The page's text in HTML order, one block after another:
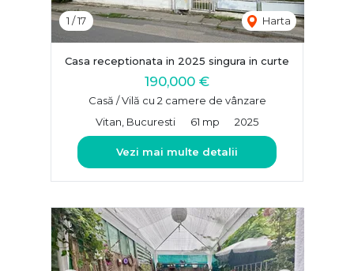
1 /17 Harta
Casa receptionata in 2025 singura in curte
190,000 €
Casă / Vilă cu 2 camere de vânzare
Vitan, Bucuresti
61 mp 2025
Vezi mai multe detalii